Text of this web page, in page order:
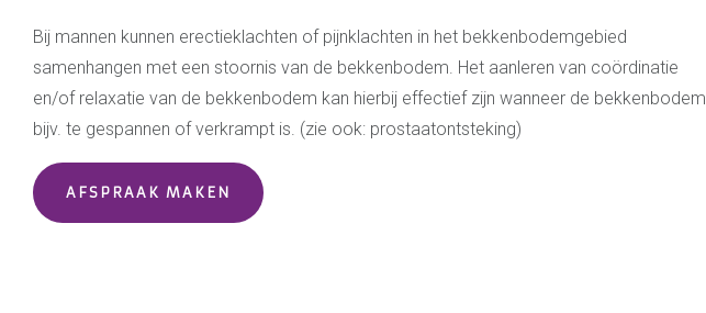
Bij mannen kunnen erectieklachten of pijnklachten in het bekkenbodemgebied
samenhangen met een stoornis van de bekkenbodem. Het aanleren van coördinatie
en/of relaxatie van de bekkenbodem kan hierbij effectief zijn wanneer de bekkenbodem
bijv. te gespannen of verkrampt is. (zie ook: prostaatontsteking)
AFSPRAAK MAKEN